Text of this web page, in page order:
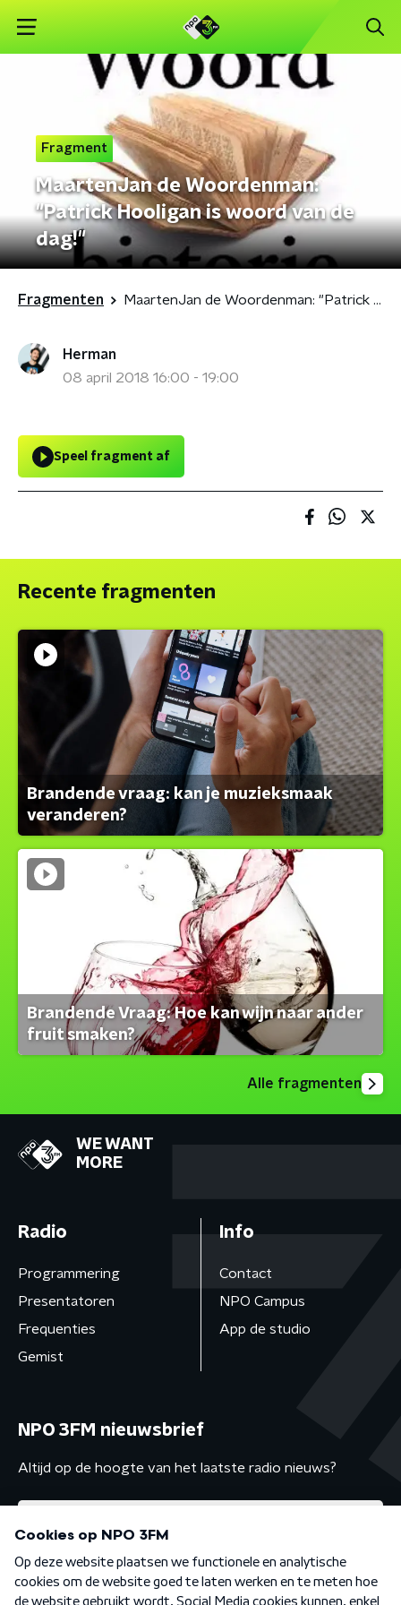
Fragment
MaartenJan de Woordenman:
"Patrick Hooligan is woord van de
dag!"
Fragmenten MaartenJan de Woordenman: "Patrick Hooligan is woord van de dag!"
Herman
08 april 2018 16:00 - 19:00
Speel fragment af
Recente fragmenten
Brandende vraag: kan je muzieksmaak
veranderen?
Brandende Vraag: Hoe kan wijn naar ander
fruit smaken?
Alle fragmenten
WE WANT
MORE
Radio
Programmering
Presentatoren
Frequenties
Gemist
Info
Contact
NPO Campus
App de studio
NPO 3FM nieuwsbrief
Altijd op de hoogte van het laatste radio nieuws?